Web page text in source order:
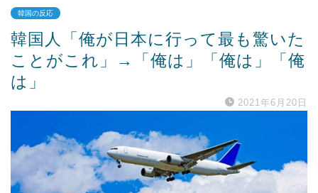
Powered by livedoor 相互RSS
韓国の反応
韓国人「俺が日本に行って最も驚いた
ことがこれ」→「俺は」「俺は」「俺
は」
2021年6月20日